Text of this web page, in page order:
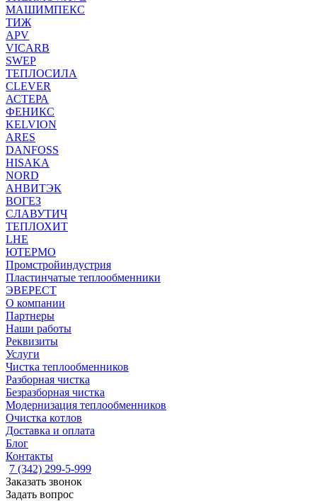
МАШИМПЕКС
ТИЖ
APV
VICARB
SWEP
ТЕПЛОСИЛА
CLEVER
АСТЕРА
ФЕНИКС
KELVION
ARES
DANFOSS
HISAKA
NORD
АНВИТЭК
ВОГЕЗ
СЛАВУТИЧ
ТЕПЛОХИТ
LHE
ЮТЕРМО
Промстройиндустрия
Пластинчатые теплообменники
ЭВЕРЕСТ
О компании
Партнеры
Наши работы
Реквизиты
Услуги
Чистка теплообменников
Разборная чистка
Безразборная чистка
Модернизация теплообменников
Очистка котлов
Доставка и оплата
Блог
Контакты
7 (342) 299-5-999
Заказать звонок
Задать вопрос